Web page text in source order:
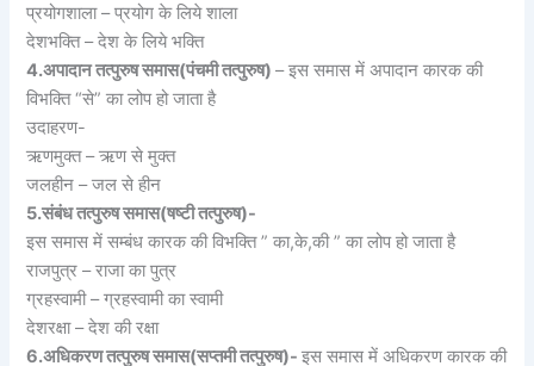
प्रयोगशाला – प्रयोग के लिये शाला
देशभक्ति – देश के लिये भक्ति
4.अपादान तत्पुरुष समास(पंचमी तत्पुरुष)– इस समास में अपादान कारक की
विभक्ति “से” का लोप हो जाता है
उदाहरण-
ऋणमुक्त – ऋण से मुक्त
जलहीन – जल से हीन
5.संबंध तत्पुरुष समास(षष्टी तत्पुरुष)-
इस समास में सम्बंध कारक की विभक्ति ” का,के,की ” का लोप हो जाता है
राजपुत्र – राजा का पुत्र
ग्रहस्वामी – ग्रहस्वामी का स्वामी
देशरक्षा – देश की रक्षा
6.अधिकरण तत्पुरुष समास(सप्तमी तत्पुरुष)-इस समास में अधिकरण कारक की